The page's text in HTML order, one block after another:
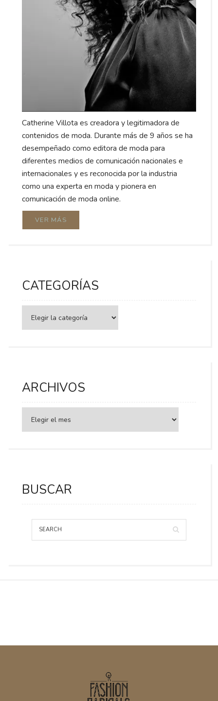
Catherine Villota es creadora y legitimadora de
contenidos de moda. Durante más de 9 años se ha
desempeñado como editora de moda para
diferentes medios de comunicación nacionales e
internacionales y es reconocida por la industria
como una experta en moda y pionera en
comunicación de moda online.
VER MÁS
CATEGORÍAS
ARCHIVOS
BUSCAR